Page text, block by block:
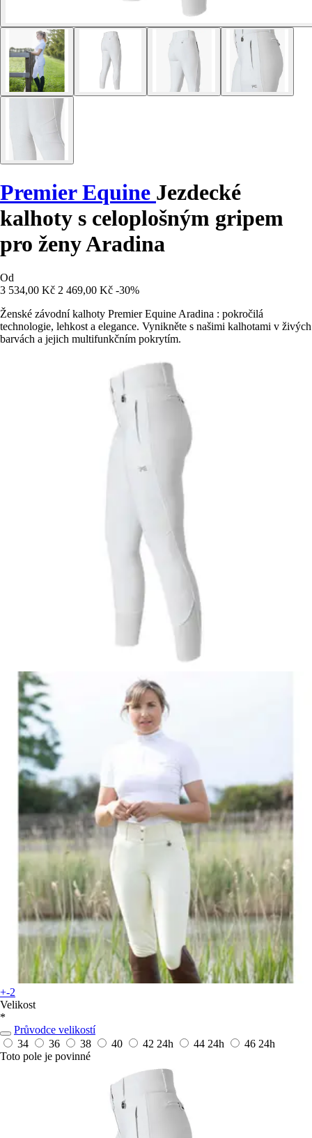
Premier Equine Jezdecké
kalhoty s celoplošným gripem
pro ženy Aradina
Od
3 534,00 Kč 2 469,00 Kč -30%
Ženské závodní kalhoty Premier Equine Aradina : pokročilá
technologie, lehkost a elegance. Vynikněte s našimi kalhotami v živých
barvách a jejich multifunkčním pokrytím.
+-2
Velikost
*
Průvodce velikostí
34
36 38 40 42 24h 44 24h 46 24h
Toto pole je povinné